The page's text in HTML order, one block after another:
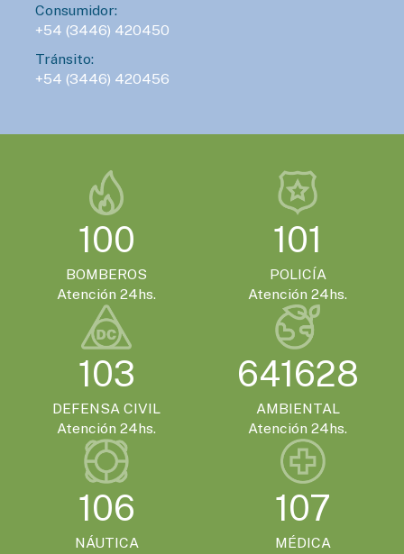
Consumidor:
+54 (3446) 420450
Tránsito:
+54 (3446) 420456
100
BOMBEROS
Atención 24hs.
101
POLICÍA
Atención 24hs.
103
DEFENSA CIVIL
Atención 24hs.
641628
AMBIENTAL
Atención 24hs.
106
NÁUTICA
107
MÉDICA